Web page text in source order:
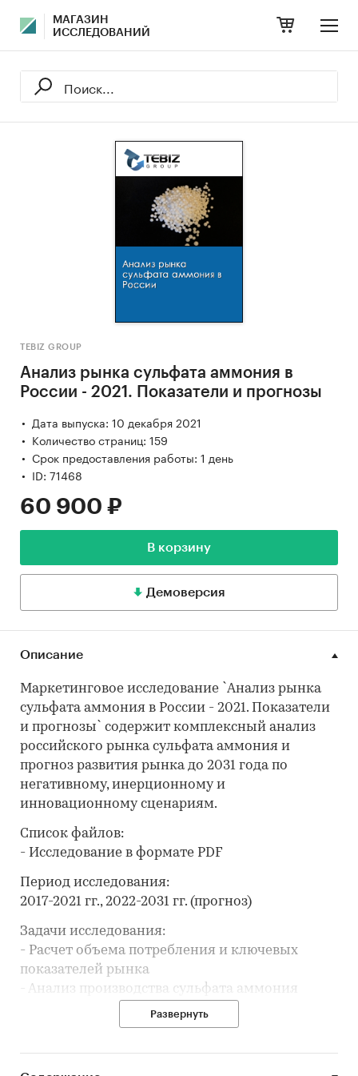
МАГАЗИН
ИССЛЕДОВАНИЙ
TEBIZ GROUP
Анализ рынка сульфата аммония в
России - 2021. Показатели и прогнозы
Дата выпуска: 10 декабря 2021
Количество страниц: 159
Срок предоставления работы: 1 день
ID: 71468
60 900 ₽
В корзину
Демоверсия
Описание
Маркетинговое исследование `Анализ рынка
сульфата аммония в России - 2021. Показатели
и прогнозы` содержит комплексный анализ
российского рынка сульфата аммония и
прогноз развития рынка до 2031 года по
негативному, инерционному и
инновационному сценариям.
Список файлов:
- Исследование в формате PDF
Период исследования:
2017-2021 гг., 2022-2031 гг. (прогноз)
Задачи исследования:
- Расчет объема потребления и ключевых
показателей рынка
- Анализ производства сульфата аммония
- Составление рейтинга производителей
- Анализ цен производителей сульфата
Развернуть